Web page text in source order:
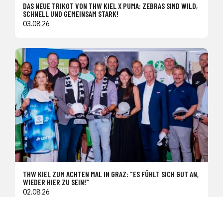
DAS NEUE TRIKOT VON THW KIEL X PUMA: ZEBRAS SIND WILD,
SCHNELL UND GEMEINSAM STARK!
03.08.26
THW KIEL ZUM ACHTEN MAL IN GRAZ: "ES FÜHLT SICH GUT AN,
WIEDER HIER ZU SEIN!"
02.08.26